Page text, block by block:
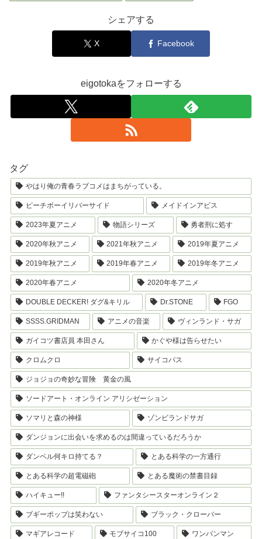
シェアする
X Facebook
eigotokaをフォローする
タグ
やはり俺の青春ラブコメはまちがっている。
ピーチボーイリバーサイド メイドインアビス
2023年夏アニメ 物語シリーズ 勇者刑に処す
2020年秋アニメ 2021年秋アニメ 2019年夏アニメ
2019年秋アニメ 2019年春アニメ 2019年冬アニメ
2020年春アニメ 2020年冬アニメ
DOUBLE DECKER! ダグ&キリル Dr.STONE FGO
SSSS.GRIDMAN アニメの音楽 ヴィンランド・サガ
ガイコツ書店員 本田さん かぐや様は告らせたい
クロムクロ サイコパス
ジョジョの奇妙な冒険 黄金の風
ソードアート・オンライン アリシゼーション
ソマリと森の神様 ゾンビランドサガ
ダンジョンに出会いを求めるのは間違っているだろうか
ダンベル何キロ持てる？ とある科学の一方通行
とある科学の超電磁砲 とある魔術の禁書目録
ハイキュー!! ファンタシースターオンライン２
ブギーポップは笑わない ブラック・クローバー
マギアレコード モブサイコ100 ワンパンマン